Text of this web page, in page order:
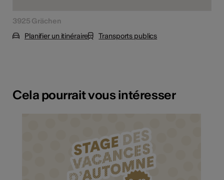
3925 Grächen
Planifier un itinéraire
Transports publics
Cela pourrait vous intéresser